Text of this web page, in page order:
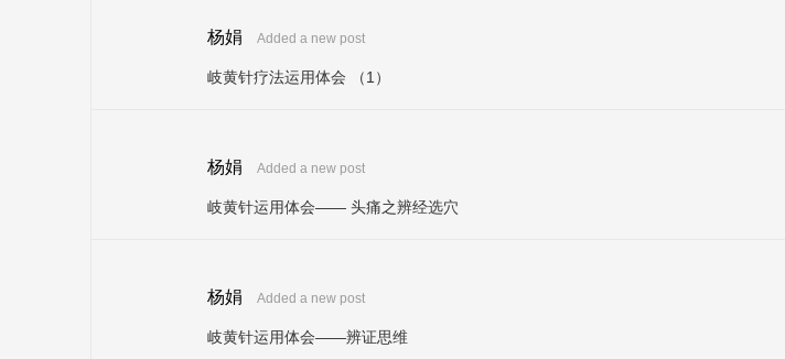
杨娟 Added a new post
岐黄针疗法运用体会 （1）
杨娟 Added a new post
岐黄针运用体会—— 头痛之辨经选穴
杨娟 Added a new post
岐黄针运用体会——辨证思维